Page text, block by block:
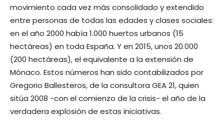
movimiento cada vez más consolidado y extendido
entre personas de todas las edades y clases sociales:
en el año 2000 había 1.000 huertos urbanos (15
hectáreas) en toda España. Y en 2015, unos 20.000
(200 hectáreas), el equivalente a la extensión de
Mónaco. Estos números han sido contabilizados por
Gregorio Ballesteros, de la consultora GEA 21, quien
sitúa 2008 -con el comienzo de la crisis- el año de la
verdadera explosión de estas iniciativas.